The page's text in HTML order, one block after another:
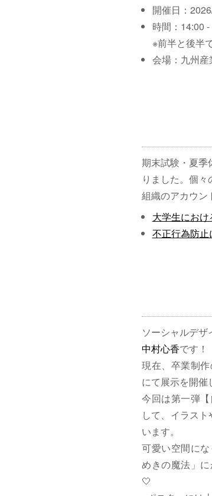
開催日：
時間：14:00
※前半と後半
会場：九州産
期末試験・夏季
りました。個
組織のアカウン
大学生におけ
不正行為防止
ソーシャルデ
中村心香です！
現在、卒業制
にて展示を開催
今回は第一弾
して、イラス
います。
可愛い空間に
めきの魔法」
🤍